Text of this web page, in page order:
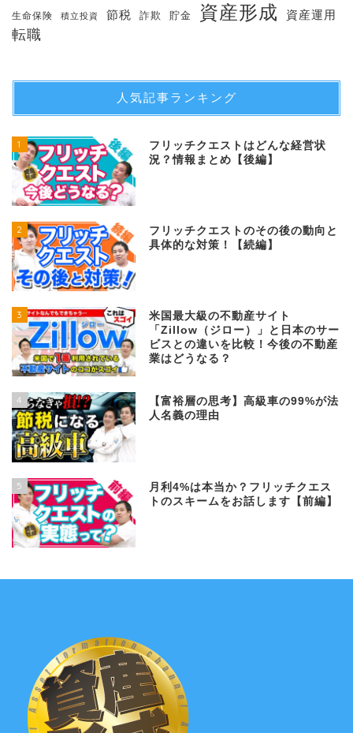
生命保険 積立投資 節税 詐欺 貯金 資産形成 資産運用
転職
人気記事ランキング
1
フリッチクエストはどんな経営状
況？情報まとめ【後編】
2
フリッチクエストのその後の動向と
具体的な対策！【続編】
3
米国最大級の不動産サイト
「Zillow（ジロー）」と日本のサー
ビスとの違いを比較！今後の不動産
業はどうなる？
4
【富裕層の思考】高級車の99%が法
人名義の理由
5
月利4%は本当か？フリッチクエス
トのスキームをお話します【前編】